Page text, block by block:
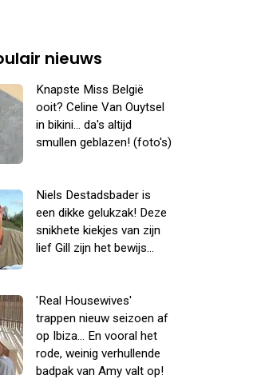
nieuws
Knapste Miss België
ooit? Celine Van Ouytsel
in bikini... da's altijd
smullen geblazen! (foto's)
Niels Destadsbader is
een dikke gelukzak! Deze
snikhete kiekjes van zijn
lief Gill zijn het bewijs...
'Real Housewives'
trappen nieuw seizoen af
op Ibiza... En vooral het
rode, weinig verhullende
badpak van Amy valt op!